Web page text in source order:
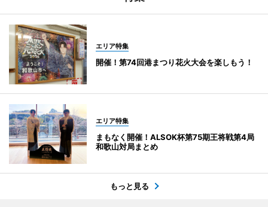
エリア特集
開催！第74回港まつり花火大会を楽しもう！
エリア特集
まもなく開催！ALSOK杯第75期王将戦第4局
和歌山対局まとめ
もっと見る